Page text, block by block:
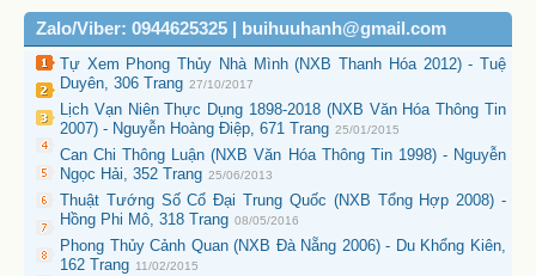
Zalo/Viber: 0944625325 | buihuuhanh@gmail.com
Tự Xem Phong Thủy Nhà Mình (NXB Thanh Hóa 2012) - Tuệ
Duyên, 306 Trang 27/10/2017
Lịch Vạn Niên Thực Dụng 1898-2018 (NXB Văn Hóa Thông Tin
2007) - Nguyễn Hoàng Điệp, 671 Trang 25/01/2015
Can Chi Thông Luận (NXB Văn Hóa Thông Tin 1998) - Nguyễn
Ngọc Hải, 352 Trang 25/06/2013
Thuật Tướng Số Cổ Đại Trung Quốc (NXB Tổng Hợp 2008) -
Hồng Phi Mô, 318 Trang 08/05/2016
Phong Thủy Cảnh Quan (NXB Đà Nẵng 2006) - Du Khổng Kiên,
162 Trang 11/02/2015